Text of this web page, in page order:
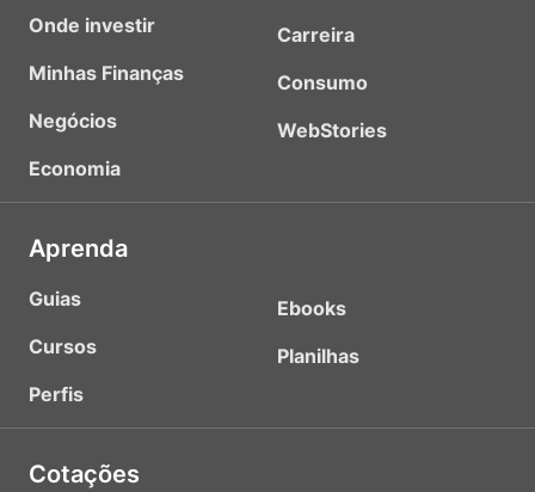
Onde investir
Minhas Finanças
Negócios
Economia
Carreira
Consumo
WebStories
Aprenda
Guias
Cursos
Perfis
Ebooks
Planilhas
Cotações